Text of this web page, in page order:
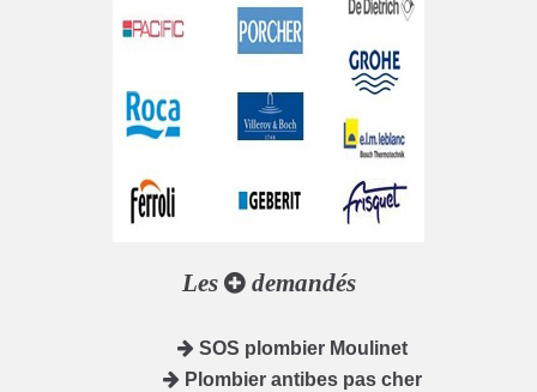
Les demandés
SOS plombier Moulinet
Plombier antibes pas cher